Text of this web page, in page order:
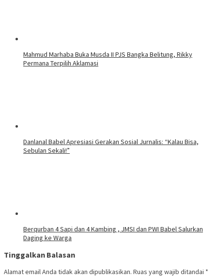
Mahmud Marhaba Buka Musda II PJS Bangka Belitung, Rikky
Permana Terpilih Aklamasi
Danlanal Babel Apresiasi Gerakan Sosial Jurnalis: “Kalau Bisa,
Sebulan Sekali!”
Berqurban 4 Sapi dan 4 Kambing , JMSI dan PWI Babel Salurkan
Daging ke Warga
Tinggalkan Balasan
Alamat email Anda tidak akan dipublikasikan. Ruas yang wajib ditandai *